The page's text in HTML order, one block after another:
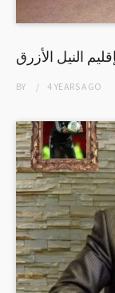
النيل الأزرق
BY 4 YEARSAGO